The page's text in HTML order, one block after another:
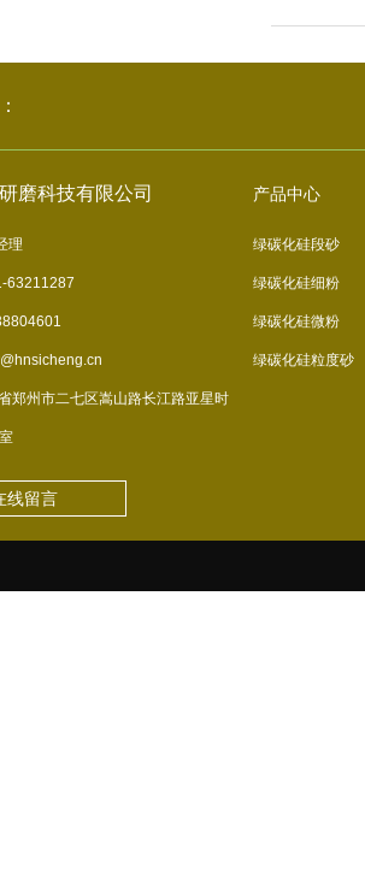
磨科技有限公司
理
63211287
郑州市二七区嵩山路长江路亚星时
线留言
产品中心
绿碳化硅段砂
绿碳化硅细粉
绿碳化硅微粉
绿碳化硅粒度砂